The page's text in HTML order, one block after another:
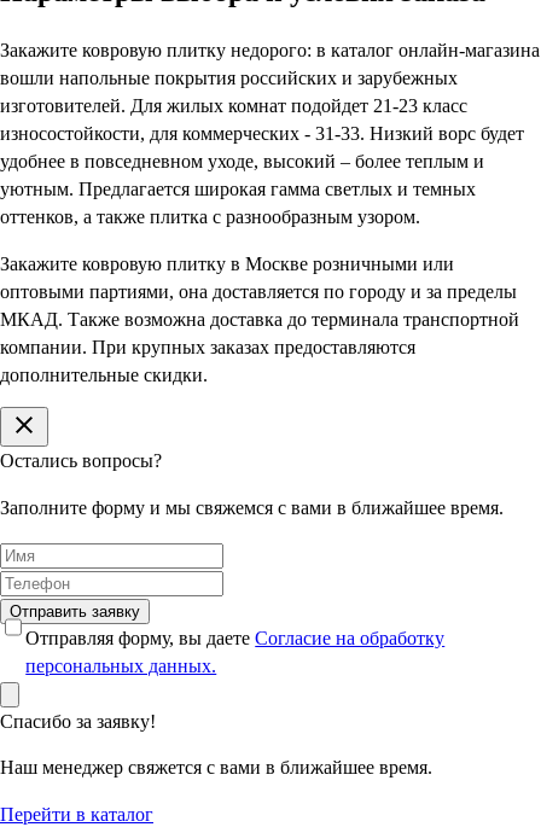
Закажите ковровую плитку недорого: в каталог онлайн-магазина
вошли напольные покрытия российских и зарубежных
изготовителей. Для жилых комнат подойдет 21-23 класс
износостойкости, для коммерческих - 31-33. Низкий ворс будет
удобнее в повседневном уходе, высокий – более теплым и
уютным. Предлагается широкая гамма светлых и темных
оттенков, а также плитка с разнообразным узором.
Закажите ковровую плитку в Москве розничными или
оптовыми партиями, она доставляется по городу и за пределы
МКАД. Также возможна доставка до терминала транспортной
компании. При крупных заказах предоставляются
дополнительные скидки.
Остались вопросы?
Заполните форму и мы свяжемся с вами в ближайшее время.
Отправить заявку
Отправляя форму, вы даетеСогласие на обработку
персональных данных.
Спасибо за заявку!
Наш менеджер свяжется с вами в ближайшее время.
Перейти в каталог